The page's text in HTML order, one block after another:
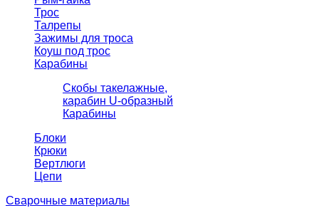
Трос
Талрепы
Зажимы для троса
Коуш под трос
Карабины
Скобы такелажные,
карабин U-образный
Карабины
Блоки
Крюки
Вертлюги
Цепи
Сварочные материалы